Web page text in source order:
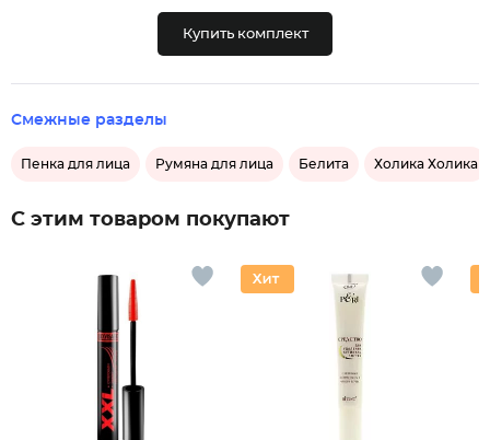
Купить комплект
Смежные разделы
Пенка для лица Румяна для лица Белита Холика Холика
С этим товаром покупают